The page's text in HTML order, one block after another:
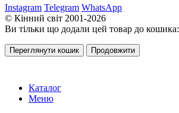
Instagram Telegram WhatsApp
© Кінний світ 2001-2026
Ви тільки що додали цей товар до кошика:
Переглянути кошик Продовжити
Каталог
Меню